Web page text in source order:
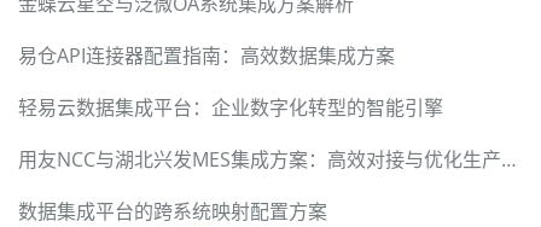
易仓API连接器配置指南：高效数据集成方案
轻易云数据集成平台：企业数字化转型的智能引擎
用友NCC与湖北兴发MES集成方案：高效对接与优化生产流程
数据集成平台的跨系统映射配置方案